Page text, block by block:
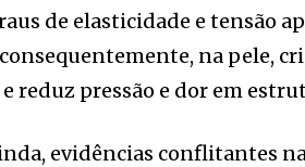
de elasticidade e tensão
na pele,
reduz pressão e dor em
evidências conflitantes